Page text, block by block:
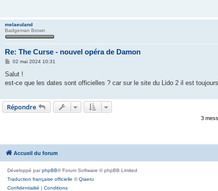
melaeuland
Badgeman Brown
Re: The Curse - nouvel opéra de Damon
M
s
a
02 mai 2024 10:31
Salut !
est-ce que les dates sont officielles ? car sur le site du Lido 2 il est
Répondre
3
Accueil du forum
Développé parphpBB® Forum Software © phpBB Limited
Traduction française officielle ©Qiaeru
Confidentialité | Conditions